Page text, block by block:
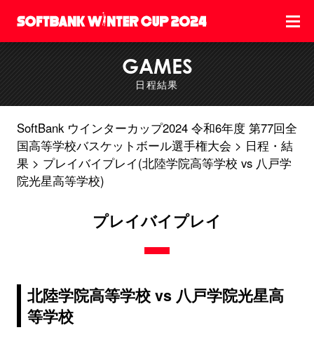
GAMES
日程結果
SoftBank ウインターカップ2024 令和6年度 第77回全
国高等学校バスケットボール選手権大会
日程・結
果
プレイバイプレイ(北陸学院高等学校 vs 八戸学
院光星高等学校)
プレイバイプレイ
北陸学院高等学校 vs 八戸学院光星高
等学校